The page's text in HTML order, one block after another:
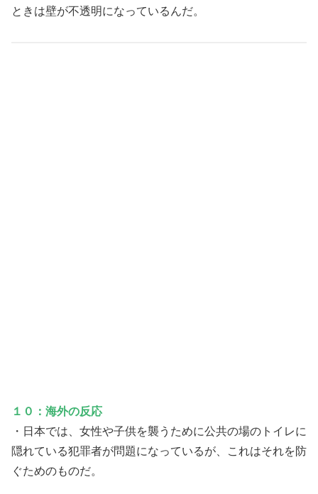
ときは壁が不透明になっているんだ。
１０：海外の反応
・日本では、女性や子供を襲うために公共の場のトイレに
隠れている犯罪者が問題になっているが、これはそれを防
ぐためのものだ。